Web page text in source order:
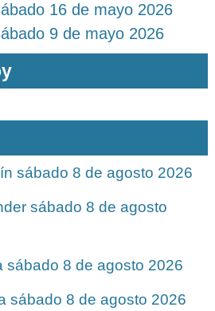
16 de mayo 2026
9 de mayo 2026
sábado 8 de agosto 2026
sábado 8 de agosto
sábado 8 de agosto 2026
sábado 8 de agosto 2026